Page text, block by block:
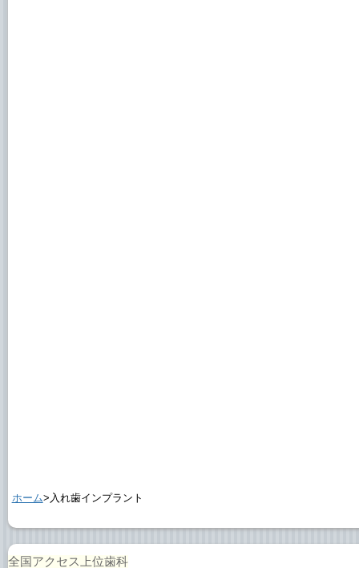
ホーム>入れ歯インプラント
全国アクセス上位歯科